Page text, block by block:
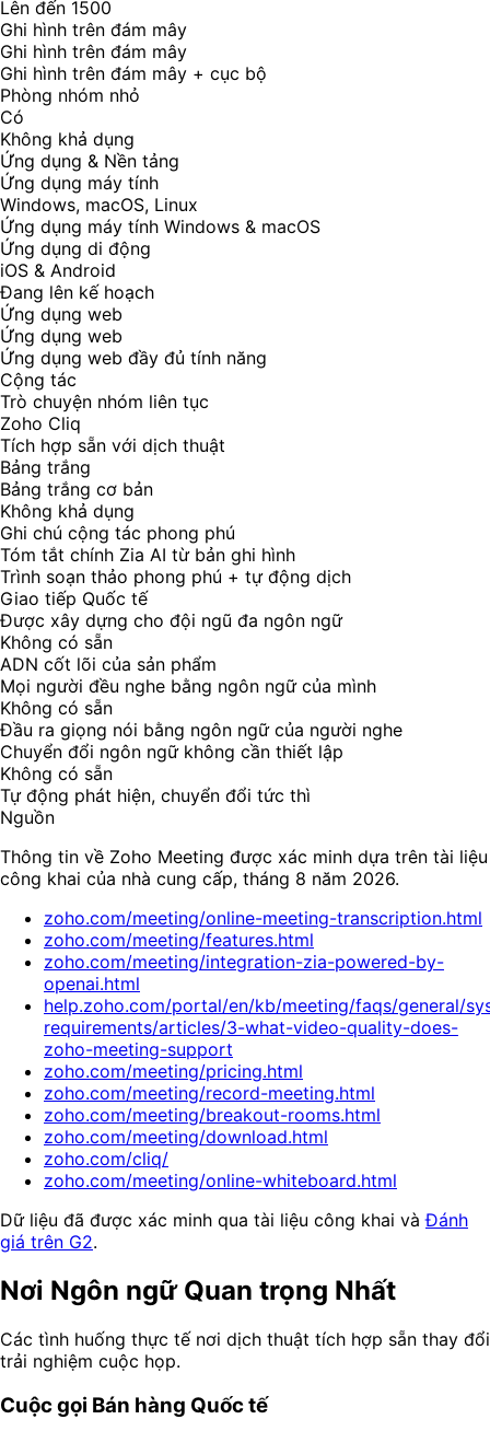
Lên đến 1500
Ghi hình trên đám mây
Ghi hình trên đám mây
Ghi hình trên đám mây + cục bộ
Phòng nhóm nhỏ
Có
Không khả dụng
Ứng dụng & Nền tảng
Ứng dụng máy tính
Windows, macOS, Linux
Ứng dụng máy tính Windows & macOS
Ứng dụng di động
iOS & Android
Đang lên kế hoạch
Ứng dụng web
Ứng dụng web
Ứng dụng web đầy đủ tính năng
Cộng tác
Trò chuyện nhóm liên tục
Zoho Cliq
Tích hợp sẵn với dịch thuật
Bảng trắng
Bảng trắng cơ bản
Không khả dụng
Ghi chú cộng tác phong phú
Tóm tắt chính Zia AI từ bản ghi hình
Trình soạn thảo phong phú + tự động dịch
Giao tiếp Quốc tế
Được xây dựng cho đội ngũ đa ngôn ngữ
Không có sẵn
ADN cốt lõi của sản phẩm
Mọi người đều nghe bằng ngôn ngữ của mình
Không có sẵn
Đầu ra giọng nói bằng ngôn ngữ của người nghe
Chuyển đổi ngôn ngữ không cần thiết lập
Không có sẵn
Tự động phát hiện, chuyển đổi tức thì
Nguồn
Thông tin về Zoho Meeting được xác minh dựa trên tài liệu
công khai của nhà cung cấp, tháng 8 năm 2026.
zoho.com/meeting/online-meeting-transcription.html
zoho.com/meeting/features.html
zoho.com/meeting/integration-zia-powered-by-
openai.html
help.zoho.com/portal/en/kb/meeting/faqs/general/
requirements/articles/3-what-video-quality-does-
zoho-meeting-support
zoho.com/meeting/pricing.html
zoho.com/meeting/record-meeting.html
zoho.com/meeting/breakout-rooms.html
zoho.com/meeting/download.html
zoho.com/cliq/
zoho.com/meeting/online-whiteboard.html
Dữ liệu đã được xác minh qua tài liệu công khai vàĐánh
giá trên G2.
Nơi Ngôn ngữ Quan trọng Nhất
Các tình huống thực tế nơi dịch thuật tích hợp sẵn thay đổi
trải nghiệm cuộc họp.
Cuộc gọi Bán hàng Quốc tế